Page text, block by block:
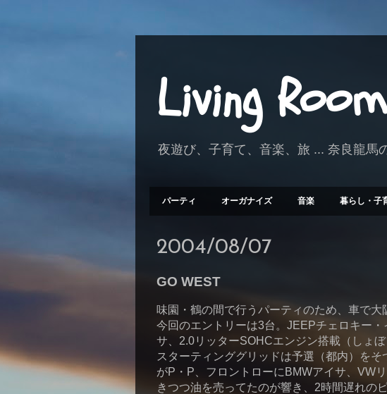
Living
夜遊び、子育て、音楽、旅 ... 奈良龍馬
パーティ オーガナイズ 音楽 暮らし・子
2004/08/07
GO WEST
味園・鶴の間で行うパーティのため、車で大
今回のエントリーは3台。JEEPチェロキー
サ、2.0リッターSOHCエンジン搭載（しょ
スターティンググリッドは予選（都内）を
がP・P、フロントローにBMWアイサ、VW
きつつ油を売ってたのが響き、2時間遅れの